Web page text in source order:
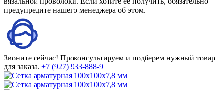
предупредите нашего менеджера об этом.
Звоните сейчас! Проконсультируем и подберем нужный товар
для заказа. +7 (927) 933-888-9